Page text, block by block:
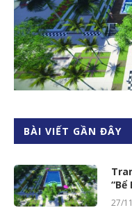
BÀI VIẾT GẦN ĐÂY
“Bể
27/